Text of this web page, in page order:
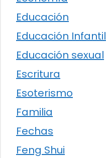
Educación
Educación Infantil
Educación sexual
Escritura
Esoterismo
Familia
Fechas
Feng Shui